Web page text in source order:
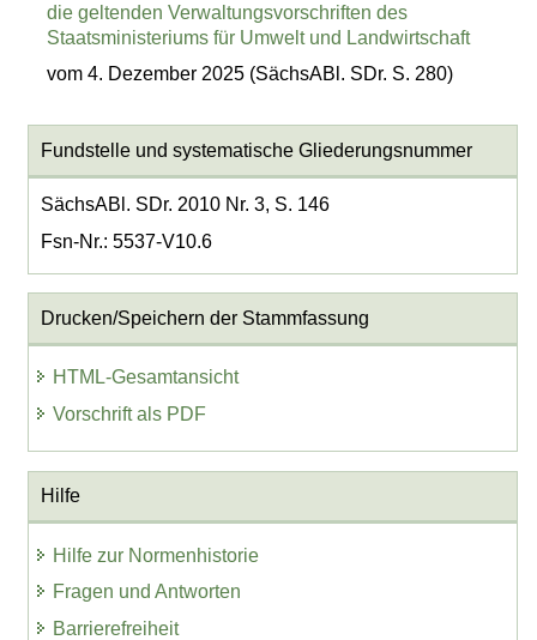
die geltenden Verwaltungsvorschriften des
Staatsministeriums für Umwelt und Landwirtschaft
vom 4. Dezember 2025 (SächsABl. SDr. S. 280)
Fundstelle und systematische Gliederungsnummer
SächsABl. SDr. 2010 Nr. 3, S. 146
Fsn-Nr.: 5537-V10.6
Drucken/Speichern der Stammfassung
HTML-Gesamtansicht
Vorschrift als PDF
Hilfe
Hilfe zur Normenhistorie
Fragen und Antworten
Barrierefreiheit